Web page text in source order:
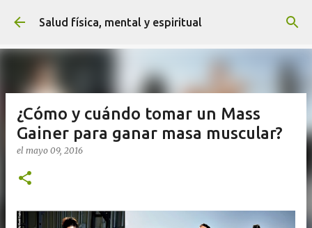
Ir al contenido principal
Salud física, mental y espiritual
¿Cómo y cuándo tomar un Mass
Gainer para ganar masa muscular?
el mayo 09, 2016